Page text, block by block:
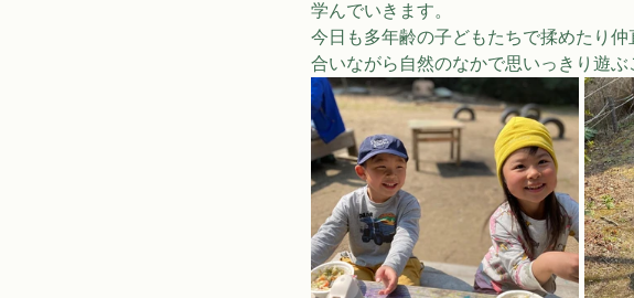
学んでいきます。
今日も多年齢の子どもたちで揉めたり
合いながら自然のなかで思いっきり遊ぶ